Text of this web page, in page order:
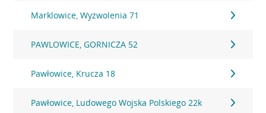
Marklowice, Wyzwolenia 71
PAWLOWICE, GORNICZA 52
Pawłowice, Krucza 18
Pawłowice, Ludowego Wojska Polskiego 22k